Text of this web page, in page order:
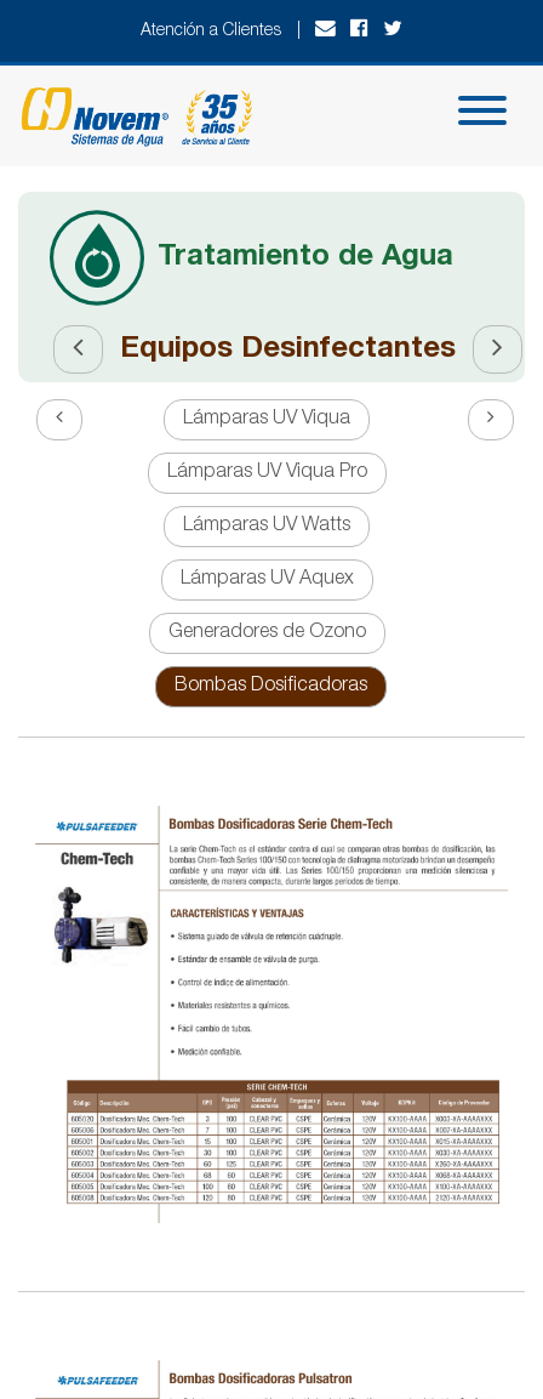
Atención a Clientes |
Tratamiento de Agua
Equipos Desinfectantes
Lámparas UV Viqua
Lámparas UV Viqua Pro
Lámparas UV Watts
Lámparas UV Aquex
Generadores de Ozono
Bombas Dosificadoras